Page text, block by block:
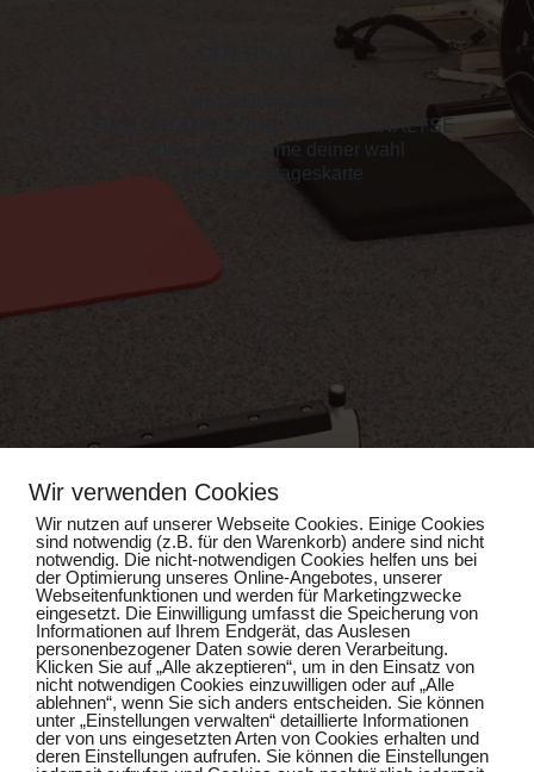
- EINE MEDIZINISCHE KÖRPERANALYSE
- eine kursteilnahme deiner wahl
- eine saunatageskarte
Impressum
Datenschutz
Wir verwenden Cookies
Wir nutzen auf unserer Webseite Cookies. Einige Cookies
sind notwendig (z.B. für den Warenkorb) andere sind nicht
notwendig. Die nicht-notwendigen Cookies helfen uns bei
der Optimierung unseres Online-Angebotes, unserer
Webseitenfunktionen und werden für Marketingzwecke
eingesetzt. Die Einwilligung umfasst die Speicherung von
Informationen auf Ihrem Endgerät, das Auslesen
personenbezogener Daten sowie deren Verarbeitung.
Klicken Sie auf „Alle akzeptieren“, um in den Einsatz von
nicht notwendigen Cookies einzuwilligen oder auf „Alle
ablehnen“, wenn Sie sich anders entscheiden. Sie können
unter „Einstellungen verwalten“ detaillierte Informationen
der von uns eingesetzten Arten von Cookies erhalten und
deren Einstellungen aufrufen. Sie können die Einstellungen